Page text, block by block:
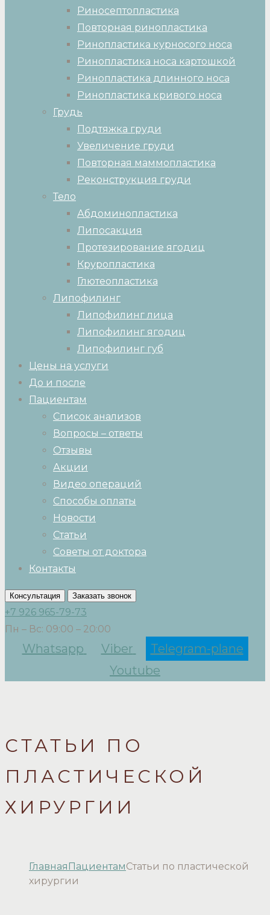
Риносептопластика
Повторная ринопластика
Ринопластика курносого носа
Ринопластика носа картошкой
Ринопластика длинного носа
Ринопластика кривого носа
Грудь
Подтяжка груди
Увеличение груди
Повторная маммопластика
Реконструкция груди
Тело
Абдоминопластика
Липосакция
Протезирование ягодиц
Круропластика
Глютеопластика
Липофилинг
Липофилинг лица
Липофилинг ягодиц
Липофилинг губ
Цены на услуги
До и после
Пациентам
Список анализов
Вопросы – ответы
Отзывы
Акции
Видео операций
Способы оплаты
Новости
Статьи
Советы от доктора
Контакты
Консультация Заказать звонок
+7 926 965-79-73
Пн – Вс: 09:00 – 20:00
Whatsapp Viber
Telegram-plane
Youtube
СТАТЬИ ПО
ПЛАСТИЧЕСКОЙ
ХИРУРГИИ
ГлавнаяПациентамСтатьи по пластической
хирургии